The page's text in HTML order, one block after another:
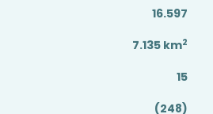
16.597
7.135 km2
15
(248)